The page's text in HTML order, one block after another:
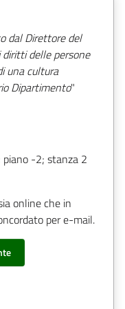
dal Direttore del
delle persone
una cultura
Dipartimento"
piano -2; stanza 2
online che in
per e-mail.